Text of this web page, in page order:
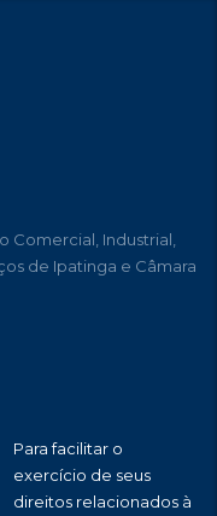
Comercial, Industrial,
de Ipatinga e Câmara
Para facilitar o
exercício de seus
direitos relacionados à